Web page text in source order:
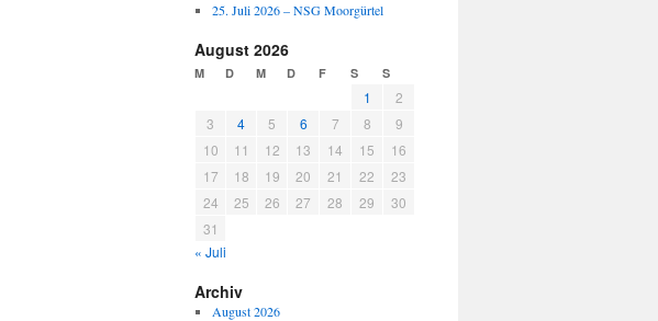
25. Juli 2026 – NSG Moorgürtel
August 2026
M D M D F S S
1
2
3
4 5 6 7 8
9
10
11 12 13 14 15
16
17
18 19 20 21 22
23
24
25 26 27 28 29
30
31
« Juli
Archiv
August 2026